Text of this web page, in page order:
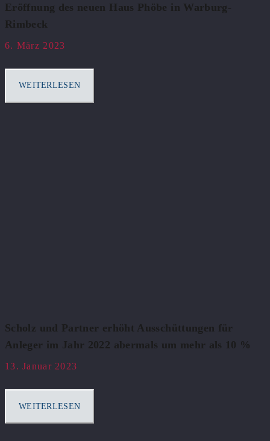
Eröffnung des neuen Haus Phöbe in Warburg-
Rimbeck
6. März 2023
WEITERLESEN
Scholz und Partner erhöht Ausschüttungen für
Anleger im Jahr 2022 abermals um mehr als 10 %
13. Januar 2023
WEITERLESEN